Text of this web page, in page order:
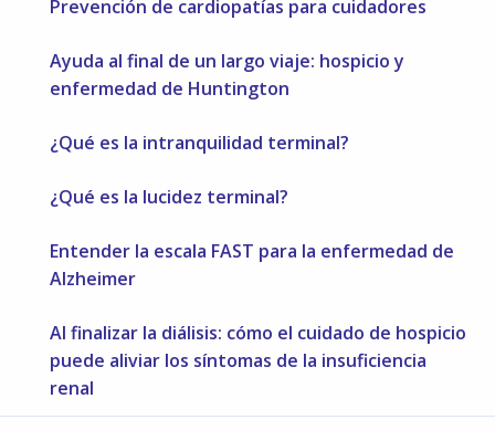
Prevención de cardiopatías para cuidadores
Ayuda al final de un largo viaje: hospicio y
enfermedad de Huntington
¿Qué es la intranquilidad terminal?
¿Qué es la lucidez terminal?
Entender la escala FAST para la enfermedad de
Alzheimer
Al finalizar la diálisis: cómo el cuidado de hospicio
puede aliviar los síntomas de la insuficiencia
renal